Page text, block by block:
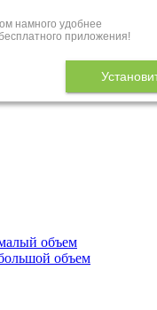
намного удобнее
приложения!
объем
объем